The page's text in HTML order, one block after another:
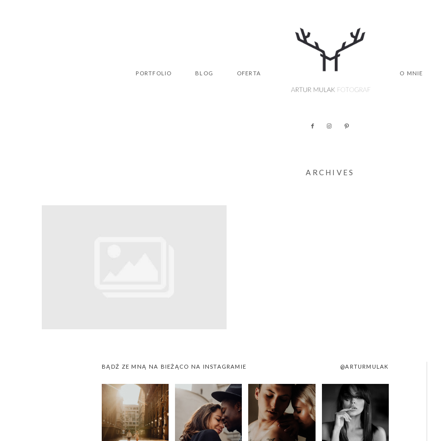
PORTFOLIO BLOG OFERTA O MNIE
ARCHIVES
BĄDŹ ZE MNĄ NA BIEŻĄCO NA INSTAGRAMIE @ARTURMULAK